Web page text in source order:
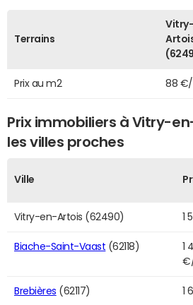
Terrains
Prix au m2 88
Prix immobiliers à Vitry-
les villes proches
Ville
Vitry-en-Artois (62490)
Biache-Saint-Vaast (62118)
1
Brebières (62117)